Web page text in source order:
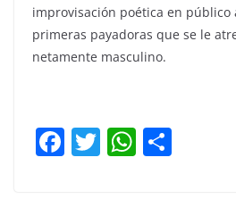
improvisación poética en público
primeras payadoras que se le
netamente masculino.
F T W